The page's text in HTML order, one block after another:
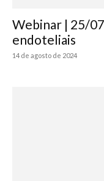
Webinar | 25/
endoteliais
14 de agosto de 2024